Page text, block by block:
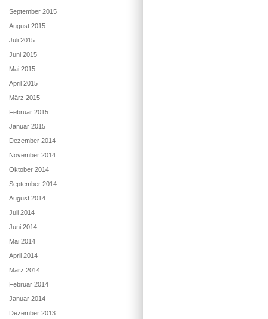
September 2015
August 2015
Juli 2015
Juni 2015
Mai 2015
April 2015
März 2015
Februar 2015
Januar 2015
Dezember 2014
November 2014
Oktober 2014
September 2014
August 2014
Juli 2014
Juni 2014
Mai 2014
April 2014
März 2014
Februar 2014
Januar 2014
Dezember 2013